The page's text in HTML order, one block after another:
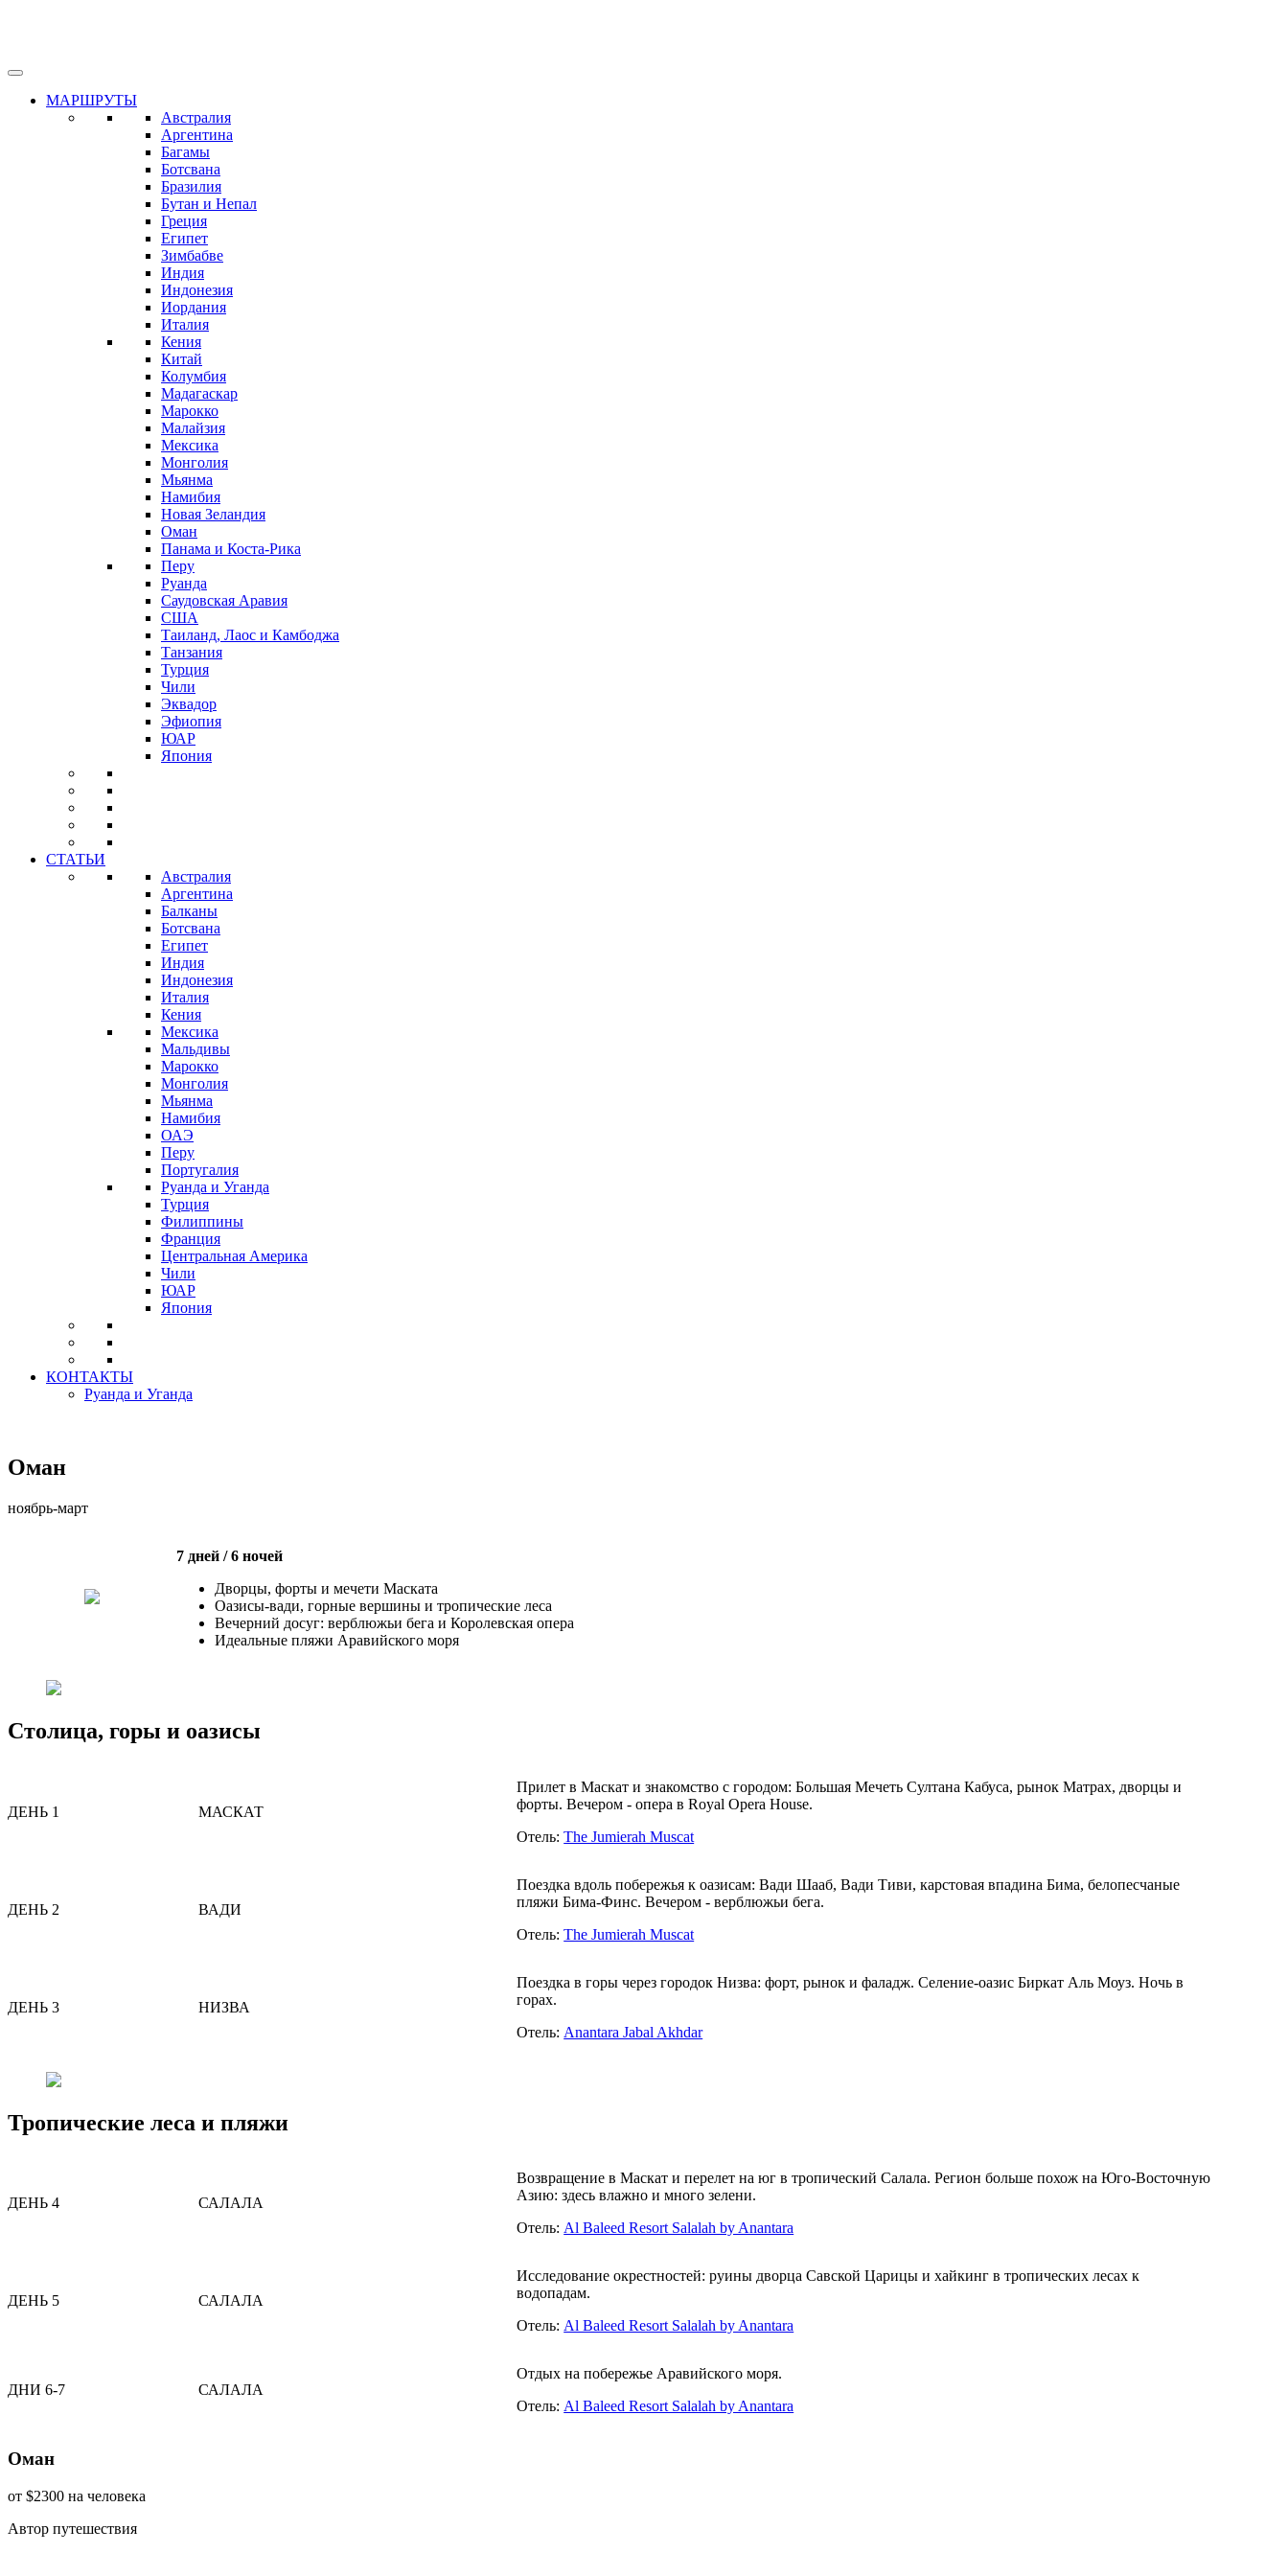
МАРШРУТЫ
Австралия
Аргентина
Багамы
Ботсвана
Бразилия
Бутан и Непал
Греция
Египет
Зимбабве
Индия
Индонезия
Иордания
Италия
Кения
Китай
Колумбия
Мадагаскар
Марокко
Малайзия
Мексика
Монголия
Мьянма
Намибия
Новая Зеландия
Оман
Панама и Коста-Рика
Перу
Руанда
Саудовская Аравия
США
Таиланд, Лаос и Камбоджа
Танзания
Турция
Чили
Эквадор
Эфиопия
ЮАР
Япония
СТАТЬИ
Австралия
Аргентина
Балканы
Ботсвана
Египет
Индия
Индонезия
Италия
Кения
Мексика
Мальдивы
Марокко
Монголия
Мьянма
Намибия
ОАЭ
Перу
Португалия
Руанда и Уганда
Турция
Филиппины
Франция
Центральная Америка
Чили
ЮАР
Япония
КОНТАКТЫ
Руанда и Уганда
Оман
ноябрь-март
7 дней / 6 ночей
Дворцы, форты и мечети Маската
Оазисы-вади, горные вершины и тропические леса
Вечерний досуг: верблюжьи бега и Королевская опера
Идеальные пляжи Аравийского моря
Столица, горы и оазисы
ДЕНЬ 1 МАСКАТ
Прилет в Маскат и знакомство с городом: Большая Мечеть Султана Кабуса, рынок Матрах, дворцы и
форты. Вечером - опера в Royal Opera House.
Отель:The Jumierah Muscat
ДЕНЬ 2 ВАДИ
Поездка вдоль побережья к оазисам: Вади Шааб, Вади Тиви, карстовая впадина Бима, белопесчаные
пляжи Бима-Финс. Вечером - верблюжьи бега.
Отель:The Jumierah Muscat
ДЕНЬ 3 НИЗВА
Поездка в горы через городок Низва: форт, рынок и фаладж. Селение-оазис Биркат Аль Моуз. Ночь в
горах.
Отель: Anantara Jabal Akhdar
Тропические леса и пляжи
ДЕНЬ 4 САЛАЛА
Возвращение в Маскат и перелет на юг в тропический Салала. Регион больше похож на Юго-Восточную
Азию: здесь влажно и много зелени.
Отель:Al Baleed Resort Salalah by Anantara
ДЕНЬ 5 САЛАЛА
Исследование окрестностей: руины дворца Савской Царицы и хайкинг в тропических лесах к
водопадам.
Отель:Al Baleed Resort Salalah by Anantara
ДНИ 6-7 САЛАЛА
Отдых на побережье Аравийского моря.
Отель:Al Baleed Resort Salalah by Anantara
Оман
от $2300 на человека
Автор путешествия